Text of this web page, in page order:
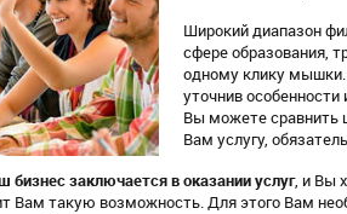
Широкий диапазон
сфере образования,
одному клику мышки.
уточнив
Вы можете сравнить
Вам услугу,
бизнес заключается в оказании услуг, и Вы
Вам такую возможность. Для этого Вам